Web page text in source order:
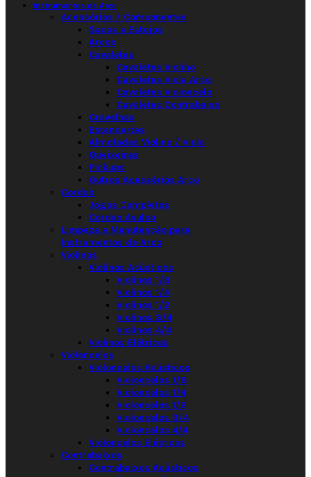
Instrumentos de Arco
Acessórios / Componentes
Sacos e Estojos
Arcos
Cavaletes
Cavaletes Violino
Cavaletes Viola Arco
Cavaletes Violoncelo
Cavaletes Contrabaixo
Cravelhas
Estandartes
Almofadas Violino / Viola
Queixeiras
Pickups
Outros Acessórios Arco
Cordas
Jogos Completos
Cordas Avulso
Limpeza e Manutenção para
Instrumentos de Arco
Violinos
Violinos Acústicos
Violinos 1/8
Violinos 1/4
Violinos 1/2
Violinos 3/4
Violinos 4/4
Violinos Elétricos
Violoncelos
Violoncelos Acústicos
Violoncelos 1/8
Violoncelos 1/4
Violoncelos 1/2
Violoncelos 3/4
Violoncelos 4/4
Violoncelos Elétricos
Contrabaixos
Contrabaixos Acústicos